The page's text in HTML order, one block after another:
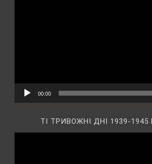
00:00
ТІ ТРИВОЖНІ ДНІ 1939-